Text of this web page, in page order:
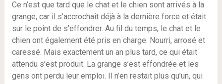
Ce n’est que tard que le chat et le chien sont arrivés à la
grange, car il s’accrochait déjà à la dernière force et était
sur le point de s’effondrer. Au fil du temps, le chat et le
chien ont également été pris en charge. Nourri, arrosé et
caressé. Mais exactement un an plus tard, ce qui était
attendu s’est produit. La grange s’est effondrée et les
gens ont perdu leur emploi. Il n’en restait plus qu’un, qui